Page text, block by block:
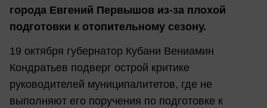
города Евгений Первышов из-за плохой
подготовки к отопительному сезону.
19 октября губернатор Кубани Вениамин
Кондратьев подверг острой критике
руководителей муниципалитетов, где не
выполняют его поручения по подготовке к